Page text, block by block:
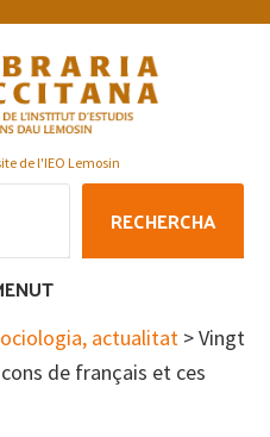
de l'IEO Lemosin
RECHERCHA
actualitat > Vingt
de français et ces